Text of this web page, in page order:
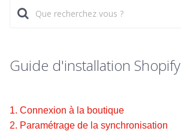
Guide d'installation Shopify
1. Connexion à la boutique
2. Paramétrage de la synchronisation